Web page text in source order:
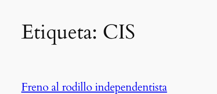
Etiqueta: CIS
Freno al rodillo independentista